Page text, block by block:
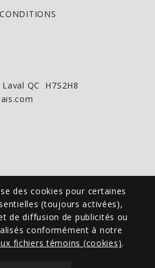
des cookies pour certaines
(toujours activées),
de diffusion de publicités ou
conformément à notre
fichiers témoins (cookies).
QC H7S2H8